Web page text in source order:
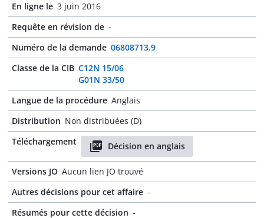
En ligne le 3 juin 2016
Requête en révision de -
Numéro de la demande 06808713.9
Classe de la CIB C12N 15/06
G01N 33/50
Langue de la procédure Anglais
Distribution Non distribuées (D)
Téléchargement
Décision en anglais
Versions JO Aucun lien JO trouvé
Autres décisions pour cet affaire -
Résumés pour cette décision -